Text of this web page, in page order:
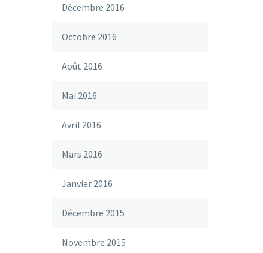
Décembre 2016
Octobre 2016
Août 2016
Mai 2016
Avril 2016
Mars 2016
Janvier 2016
Décembre 2015
Novembre 2015